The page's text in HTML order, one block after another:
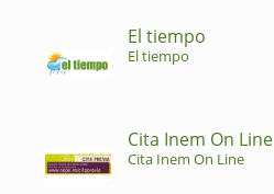
El tiempo
El tiempo
Cita Inem On Line
Cita Inem On Line